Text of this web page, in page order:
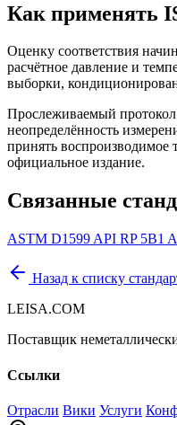
Как применять
Оценку соответствия
расчётное давление и
выборки,
Прослеживаемый
неопределённость
принять воспроизводимое
официальное издание.
Связанные
ASTM D1599 API RP 5B1
Назад к списку
LEISA.COM
Поставщик
Ссылки
Отрасли Вики Услуги